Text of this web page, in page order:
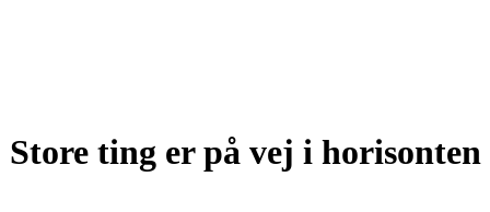
Store ting er på vej i horisonten